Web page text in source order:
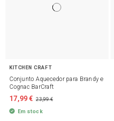
KITCHEN CRAFT
Conjunto Aquecedor para Brandy e
Cognac BarCraft
17,99 € 23,99 €
Em stock